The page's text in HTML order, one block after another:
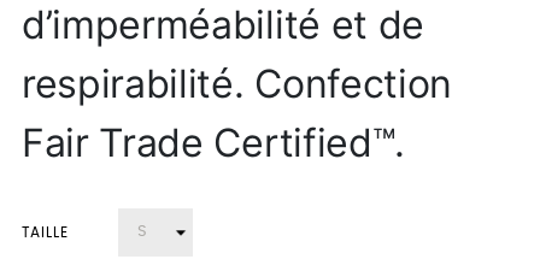
d’imperméabilité et de
respirabilité. Confection
Fair Trade Certified™.
TAILLE